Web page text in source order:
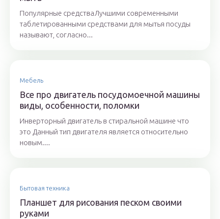
Популярные средстваЛучшими современными
таблетированными средствами для мытья посуды
называют, согласно...
Мебель
Все про двигатель посудомоечной машины
виды, особенности, поломки
Инверторный двигатель в стиральной машине что
это Данный тип двигателя является относительно
новым....
Бытовая техника
Планшет для рисования песком своими
руками